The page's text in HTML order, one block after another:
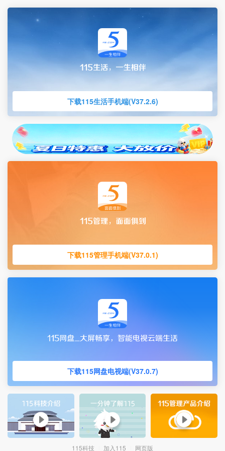
下载115生活手机端(V37.2.6)
下载115管理手机端(V37.0.1)
下载115网盘电视端(V37.0.7)
115科技 加入115 网页版